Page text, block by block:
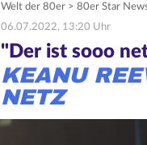
Welt der 80er > 80er Star
06.07.2022, 13:20 Uhr
"Der ist sooo
KEANU
NETZ